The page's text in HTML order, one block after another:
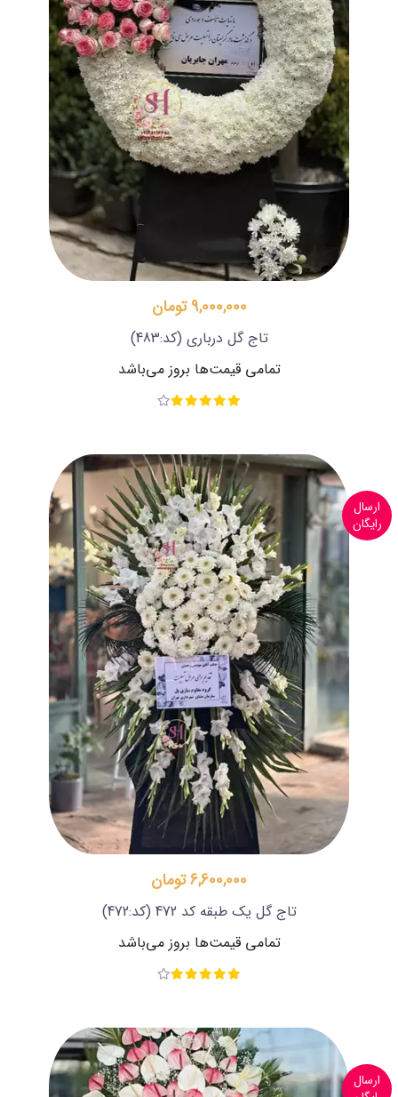
9,000,000 تومان
تاج گل درباری (کد:483)
تمامی قیمت‌ها بروز می‌باشد
ارسال
رایگان
6,600,000 تومان
تاج گل یک طبقه کد 472
(کد:472)
تمامی قیمت‌ها بروز می‌باشد
ارسال